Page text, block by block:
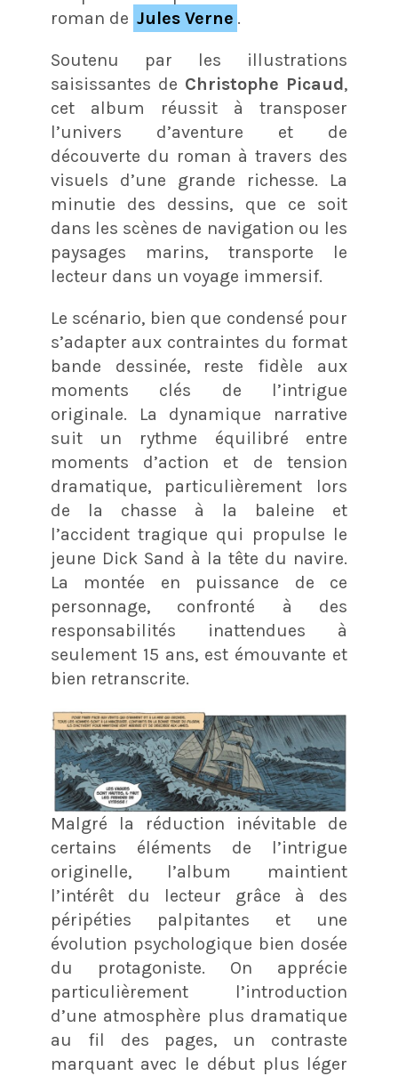
roman de Jules Verne .
Soutenu par les illustrations
saisissantes de Christophe Picaud,
cet album réussit à transposer
l’univers d’aventure et de
découverte du roman à travers des
visuels d’une grande richesse. La
minutie des dessins, que ce soit
dans les scènes de navigation ou les
paysages marins, transporte le
lecteur dans un voyage immersif.
Le scénario, bien que condensé pour
s’adapter aux contraintes du format
bande dessinée, reste fidèle aux
moments clés de l’intrigue
originale. La dynamique narrative
suit un rythme équilibré entre
moments d’action et de tension
dramatique, particulièrement lors
de la chasse à la baleine et
l’accident tragique qui propulse le
jeune Dick Sand à la tête du navire.
La montée en puissance de ce
personnage, confronté à des
responsabilités inattendues à
seulement 15 ans, est émouvante et
bien retranscrite.
Malgré la réduction inévitable de
certains éléments de l’intrigue
originelle, l’album maintient
l’intérêt du lecteur grâce à des
péripéties palpitantes et une
évolution psychologique bien dosée
du protagoniste. On apprécie
particulièrement l’introduction
d’une atmosphère plus dramatique
au fil des pages, un contraste
marquant avec le début plus léger